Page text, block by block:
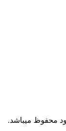
محفوظ میباشد.